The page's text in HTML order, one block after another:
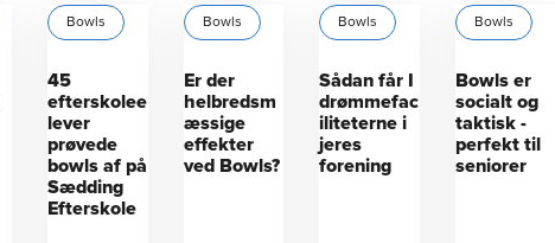
Bowls
45
efterskolee
lever
prøvede
bowls af på
Sædding
Efterskole
Bowls
Er der
helbredsm
æssige
effekter
ved Bowls?
Bowls
Sådan får I
drømmefac
iliteterne i
jeres
forening
Bowls
Bowls er
socialt og
taktisk -
perfekt til
seniorer